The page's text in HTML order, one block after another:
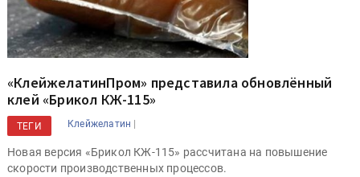
«КлейжелатинПром» представила обновлённый
клей «Брикол КЖ-115»
ТЕГИ Клейжелатин |
Новая версия «Брикол КЖ-115» рассчитана на повышение
скорости производственных процессов.